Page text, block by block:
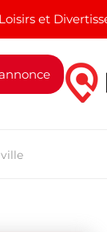
Loisirs et